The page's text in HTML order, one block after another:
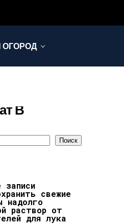
ОГОРОД
В
Поиск
записи
свежие
надолго
раствор от
для лука